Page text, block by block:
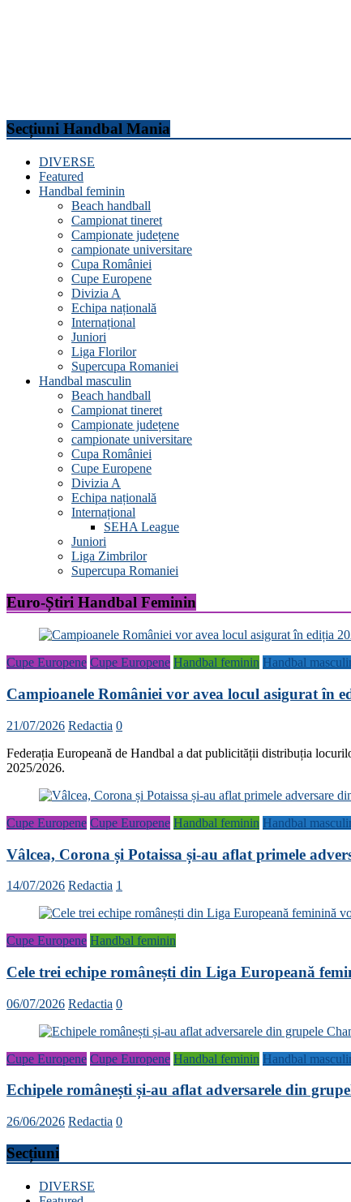
Secțiuni Handbal Mania
DIVERSE
Featured
Handbal feminin
Beach handball
Campionat tineret
Campionate județene
campionate universitare
Cupa României
Cupe Europene
Divizia A
Echipa națională
Internațional
Juniori
Liga Florilor
Supercupa Romaniei
Handbal masculin
Beach handball
Campionat tineret
Campionate județene
campionate universitare
Cupa României
Cupe Europene
Divizia A
Echipa națională
Internațional
SEHA League
Juniori
Liga Zimbrilor
Supercupa Romaniei
Euro-Știri Handbal Feminin
Cupe Europene Cupe Europene Handbal feminin Handbal
Campioanele României vor avea locul asigurat în
21/07/2026 Redactia 0
Federația Europeană de Handbal a dat publicității distribuția
2025/2026.
Cupe Europene Cupe Europene Handbal feminin Handbal
Vâlcea, Corona și Potaissa și-au aflat primele
14/07/2026 Redactia 1
Cupe Europene Handbal feminin
Cele trei echipe românești din Liga Europeană
06/07/2026 Redactia 0
Cupe Europene Cupe Europene Handbal feminin Handbal
Echipele românești și-au aflat adversarele din
26/06/2026 Redactia 0
Secțiuni
DIVERSE